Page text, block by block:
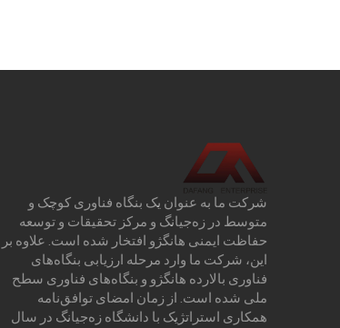
شرکت ما به عنوان یک بنگاه فناوری کوچک و
متوسط در زه‌جیانگ و مرکز تحقیقات و توسعه
حفاظت ایمنی هانگژو افتخار شده است. علاوه بر
این، شرکت ما وارد مرحله ارزیابی بنگاه‌های
فناوری بالارده هانگژو و بنگاه‌های فناوری سطح
ملی شده است. از زمان امضای توافق‌نامه
همکاری استراتژیک با دانشگاه زه‌جیانگ در سال